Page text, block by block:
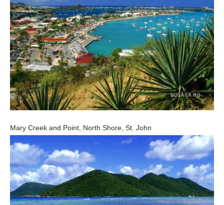
Mary Creek and Point, North Shore, St. John